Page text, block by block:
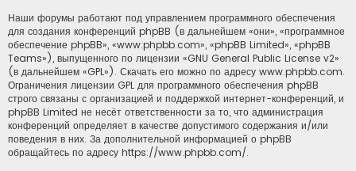
Наши форумы работают под управлением программного обеспечения
для создания конференций phpBB (в дальнейшем «они», «программное
обеспечение phpBB», «www.phpbb.com», «phpBB Limited», «phpBB
Teams»), выпущенного по лицензии «GNU General Public License v2»
(в дальнейшем «GPL»). Скачать его можно по адресу www.phpbb.com.
Ограничения лицензии GPL для программного обеспечения phpBB
строго связаны с организацией и поддержкой интернет-конференций, и
phpBB Limited не несёт ответственности за то, что администрация
конференций определяет в качестве допустимого содержания и/или
поведения в них. За дополнительной информацией о phpBB
обращайтесь по адресу https://www.phpbb.com/.